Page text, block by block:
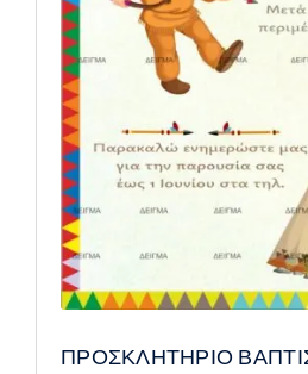
ΠΡΟΣΚΛΗΤΗΡΙΟ